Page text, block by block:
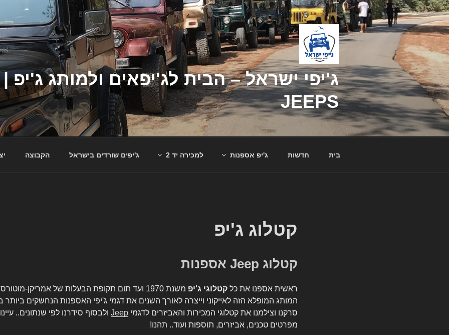
דילוג
לתוכן
JEEPS
בית חדשות ג'יפ אספנות למכירה יד 2 ג'יפים שורדים בישראל הקבוצה
קטלוג ג'יפ
קטלוג Jeep אספנות
ראשית אספנו את כל קטלוגי ג'יפ
משנת 1970 ועד תום תקופת הבעלות של אמריקן-
המותג המופלא הזה לאייקוני וייצרה לאורך השנים את דגמי ג'יפי האספנות הנחשקים
סרקנו וצילמנו את קטלוגי המכירות והאביזרים לדגמי Jeep ולבסוף סידרנו לפי שנתונים..
מפרטים טכנים, אביזרים, תוספות ועוד.. תהנו!